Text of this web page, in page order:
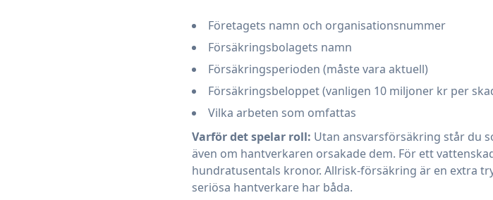
Företagets namn och organisationsnummer
Försäkringsbolagets namn
Försäkringsperioden (måste vara aktuell)
Försäkringsbeloppet (vanligen 10 miljoner kr per
Vilka arbeten som omfattas
Varför det spelar roll: Utan ansvarsförsäkring står du
även om hantverkaren orsakade dem. För ett
hundratusentals kronor. Allrisk-försäkring är en extra
seriösa hantverkare har båda.